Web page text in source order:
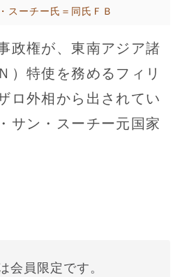
スーチー氏＝同氏ＦＢ
政権が、東南アジア諸
）特使を務めるフィリ
ロ外相から出されてい
サン・スーチー元国家
会員限定です。